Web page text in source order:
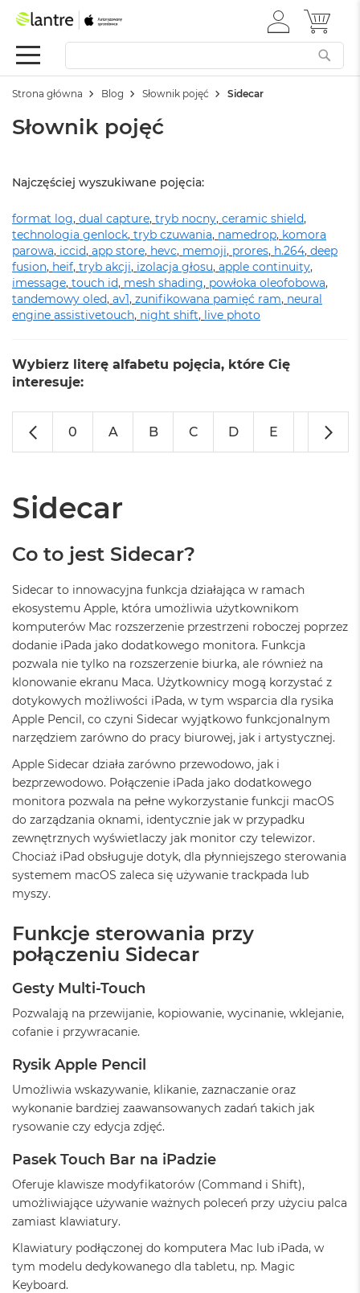
Apple
Festiwal
M
c
k
e
o
W
e
d
ł
u
o
l
r
M
o
N
e
C
y
t
r
u
s
o
w
o
ż
ó
ł
t
y
M
c
B
o
e
S
b
e
l
y
R
ó
ż
a
c
B
o
k
e
o
I
ZALOGUJ
SIĘ
MÓJ
Strona główna Blog Słownik pojęć Sidecar
Słownik pojęć
Najczęściej wyszukiwane pojęcia:
format log, dual capture, tryb nocny, ceramic shield,
technologia genlock, tryb czuwania, namedrop, komora
parowa, iccid, app store, hevc, memoji, prores, h.264, deep
fusion, heif, tryb akcji, izolacja głosu, apple continuity,
imessage, touch id, mesh shading, powłoka oleofobowa,
tandemowy oled, av1, zunifikowana pamięć ram, neural
engine assistivetouch, night shift, live photo
Wybierz literę alfabetu pojęcia, które Cię
interesuje:
0 A B C D E
Sidecar
Co to jest Sidecar?
Sidecar to innowacyjna funkcja działająca w ramach
ekosystemu Apple, która umożliwia użytkownikom
komputerów Mac rozszerzenie przestrzeni roboczej poprzez
dodanie iPada jako dodatkowego monitora. Funkcja
pozwala nie tylko na rozszerzenie biurka, ale również na
klonowanie ekranu Maca. Użytkownicy mogą korzystać z
dotykowych możliwości iPada, w tym wsparcia dla rysika
Apple Pencil, co czyni Sidecar wyjątkowo funkcjonalnym
narzędziem zarówno do pracy biurowej, jak i artystycznej.
Apple Sidecar działa zarówno przewodowo, jak i
bezprzewodowo. Połączenie iPada jako dodatkowego
monitora pozwala na pełne wykorzystanie funkcji macOS
do zarządzania oknami, identycznie jak w przypadku
zewnętrznych wyświetlaczy jak monitor czy telewizor.
Chociaż iPad obsługuje dotyk, dla płynniejszego sterowania
systemem macOS zaleca się używanie trackpada lub
myszy.
Funkcje sterowania przy
połączeniu Sidecar
Gesty Multi-Touch
Pozwalają na przewijanie, kopiowanie, wycinanie, wklejanie,
cofanie i przywracanie.
Rysik Apple Pencil
Umożliwia wskazywanie, klikanie, zaznaczanie oraz
wykonanie bardziej zaawansowanych zadań takich jak
rysowanie czy edycja zdjęć.
Pasek Touch Bar na iPadzie
Oferuje klawisze modyfikatorów (Command i Shift),
umożliwiające używanie ważnych poleceń przy użyciu palca
zamiast klawiatury.
Klawiatury podłączonej do komputera Mac lub iPada, w
tym modelu dedykowanego dla tabletu, np. Magic
Keyboard.